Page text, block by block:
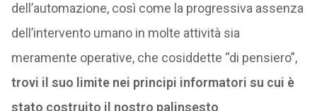
dell’automazione, così come la progressiva assenza
dell’intervento umano in molte attività sia
meramente operative, che cosiddette “di pensiero”,
trovi il suo limite nei principi informatori su cui è
stato costruito il nostro palinsesto